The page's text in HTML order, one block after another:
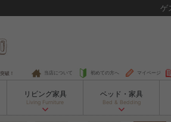
ゲ
突破！ 当店について 初めての方へ マイページ
リビング家具
Living Furniture
ベッド・家具
Bed & Bedding